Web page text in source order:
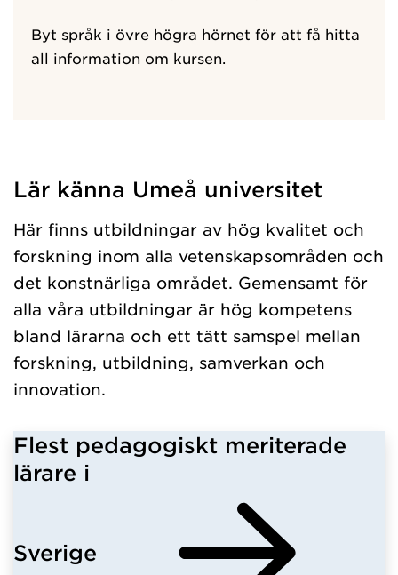
Byt språk i övre högra hörnet för att få hitta
all information om kursen.
Har hämtat kursochkurspaket.
Lär känna Umeå universitet
Här finns utbildningar av hög kvalitet och
forskning inom alla vetenskapsområden och
det konstnärliga området. Gemensamt för
alla våra utbildningar är hög kompetens
bland lärarna och ett tätt samspel mellan
forskning, utbildning, samverkan och
innovation.
Flest pedagogiskt meriterade
lärare i
Sverige